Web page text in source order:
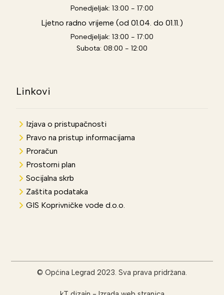
Ponedjeljak: 13:00 - 17:00
Ljetno radno vrijeme (od 01.04. do 01.11.)
Ponedjeljak: 13:00 - 17:00
Subota: 08:00 - 12:00
Linkovi
Izjava o pristupačnosti
Pravo na pristup informacijama
Proračun
Prostorni plan
Socijalna skrb
Zaštita podataka
GIS Koprivničke vode d.o.o.
© Općina Legrad 2023. Sva prava pridržana.